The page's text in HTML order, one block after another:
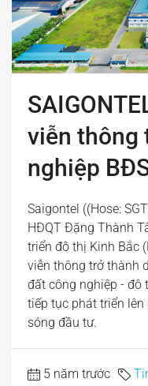
viễn thông
nghiệp
Saigontel ((Hose:
HĐQT Đặng Thành
triển đô thị Kinh Bắc
viễn thông trở thành
đất công nghiệp - đô
tiếp tục phát triển lên
sóng đầu tư.
5 năm trước